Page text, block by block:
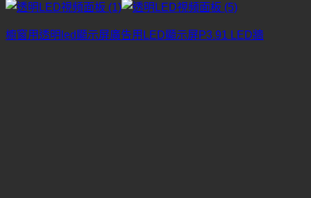
櫥窗用透明led顯示屏廣告用LED顯示屏P3.91 LED牆